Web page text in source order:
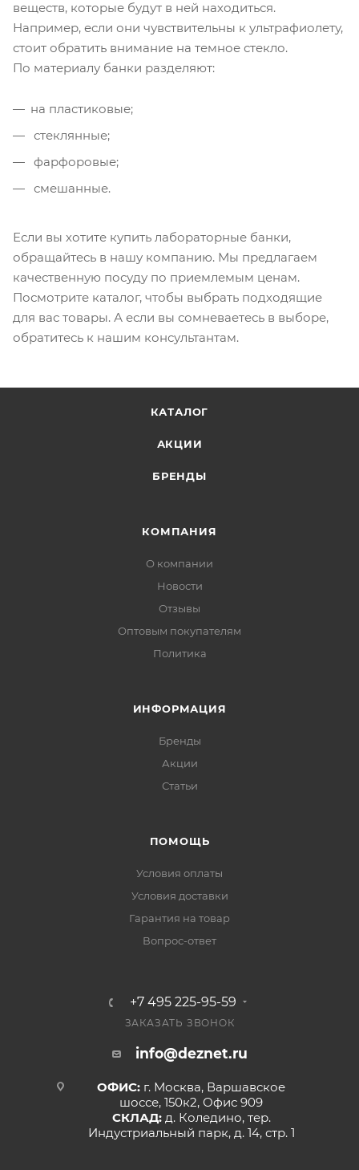
веществ, которые будут в ней находиться.
Например, если они чувствительны к ультрафиолету,
стоит обратить внимание на темное стекло.
По материалу банки разделяют:
на пластиковые;
стеклянные;
фарфоровые;
смешанные.
Если вы хотите купить лабораторные банки,
обращайтесь в нашу компанию. Мы предлагаем
качественную посуду по приемлемым ценам.
Посмотрите каталог, чтобы выбрать подходящие
для вас товары. А если вы сомневаетесь в выборе,
обратитесь к нашим консультантам.
КАТАЛОГ
АКЦИИ
БРЕНДЫ
КОМПАНИЯ
О компании
Новости
Отзывы
Оптовым покупателям
Политика
ИНФОРМАЦИЯ
Бренды
Акции
Статьи
ПОМОЩЬ
Условия оплаты
Условия доставки
Гарантия на товар
Вопрос-ответ
+7 495 225-95-59
ЗАКАЗАТЬ ЗВОНОК
info@deznet.ru
ОФИС: г. Москва, Варшавское
шоссе, 150к2, Офис 909
СКЛАД: д. Коледино, тер.
Индустриальный парк, д. 14, стр. 1